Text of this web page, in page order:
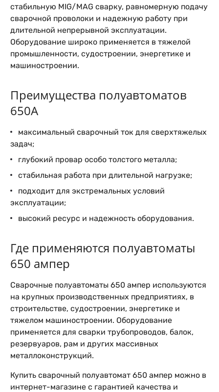
стабильную MIG/MAG сварку, равномерную подачу
сварочной проволоки и надежную работу при
длительной непрерывной эксплуатации.
Оборудование широко применяется в тяжелой
промышленности, судостроении, энергетике и
машиностроении.
Преимущества полуавтоматов
650А
максимальный сварочный ток для сверхтяжелых
задач;
глубокий провар особо толстого металла;
стабильная работа при длительной нагрузке;
подходит для экстремальных условий
эксплуатации;
высокий ресурс и надежность оборудования.
Где применяются полуавтоматы
650 ампер
Сварочные полуавтоматы 650 ампер используются
на крупных производственных предприятиях, в
строительстве, судостроении, энергетике и
тяжелом машиностроении. Оборудование
применяется для сварки трубопроводов, балок,
резервуаров, рам и других массивных
металлоконструкций.
Купить сварочный полуавтомат 650 ампер можно в
интернет-магазине с гарантией качества и